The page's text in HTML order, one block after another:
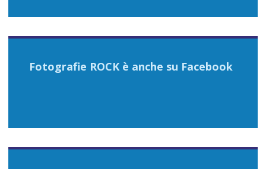
Fotografie ROCK è anche su Facebook